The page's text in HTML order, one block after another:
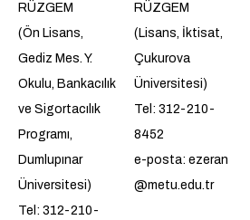
RÜZGEM
(Ön Lisans,
Gediz Mes. Y.
Okulu, Bankacılık
ve Sigortacılık
Programı,
Dumlupınar
Üniversitesi)
Tel: 312-210-
RÜZGEM
(Lisans, İktisat,
Çukurova
Üniversitesi)
Tel: 312-210-
8452
e-posta: ezeran
@metu.edu.tr